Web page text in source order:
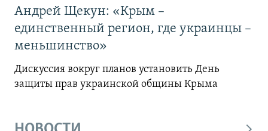
Андрей Щекун: «Крым –
единственный регион, где украинцы –
меньшинство»
Дискуссия вокруг планов установить День
защиты прав украинской общины Крыма